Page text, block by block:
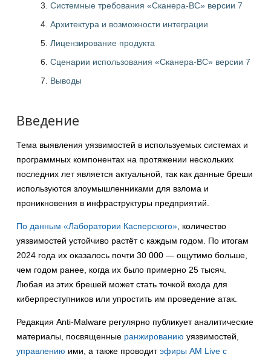
Системные требования «Сканера-ВС» версии 7
Архитектура и возможности интеграции
Лицензирование продукта
Сценарии использования «Сканера-ВС» версии 7
Выводы
Введение
Тема выявления уязвимостей в используемых системах и
программных компонентах на протяжении нескольких
последних лет является актуальной, так как данные бреши
используются злоумышленниками для взлома и
проникновения в инфраструктуры предприятий.
По данным «Лаборатории Касперского», количество
уязвимостей устойчиво растёт с каждым годом. По итогам
2024 года их оказалось почти 30 000 — ощутимо больше,
чем годом ранее, когда их было примерно 25 тысяч.
Любая из этих брешей может стать точкой входа для
киберпреступников или упростить им проведение атак.
Редакция Anti-Malware регулярно публикует аналитические
материалы, посвященные ранжированию уязвимостей,
управлению ими, а также проводитэфиры AM Live с